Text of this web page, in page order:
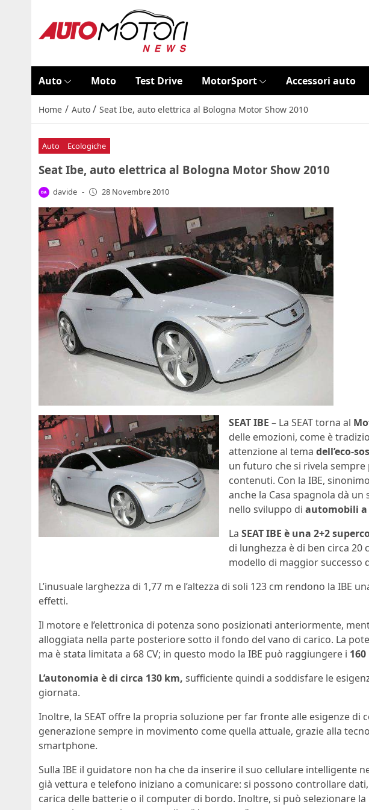
Auto Moto Test Drive MotorSport Accessori auto
Home / Auto / Seat Ibe, auto elettrica al Bologna Motor Show 2010
Auto Ecologiche
Seat Ibe, auto elettrica al Bologna Motor Show 2010
davide - 28 Novembre 2010
SEAT IBE – La SEAT torna al
delle emozioni, come è
attenzione al tema dell’eco-
un futuro che si rivela
contenuti. Con la IBE,
anche la Casa spagnola dà
nello sviluppo di automobili
La SEAT IBE è una 2+2
di lunghezza è di ben circa
modello di maggior successo
L’inusuale larghezza di 1,77 m e l’altezza di soli 123 cm rendono la IBE
effetti.
Il motore e l’elettronica di potenza sono posizionati anteriormente,
alloggiata nella parte posteriore sotto il fondo del vano di carico. La
ma è stata limitata a 68 CV; in questo modo la IBE può raggiungere i
L’autonomia è di circa 130 km, sufficiente quindi a soddisfare le
giornata.
Inoltre, la SEAT offre la propria soluzione per far fronte alle esigenze
generazione sempre in movimento come quella attuale, grazie alla
smartphone.
Sulla IBE il guidatore non ha che da inserire il suo cellulare intelligente
già vettura e telefono iniziano a comunicare: si possono controllare
carica delle batterie o il computer di bordo. Inoltre, si può selezionare